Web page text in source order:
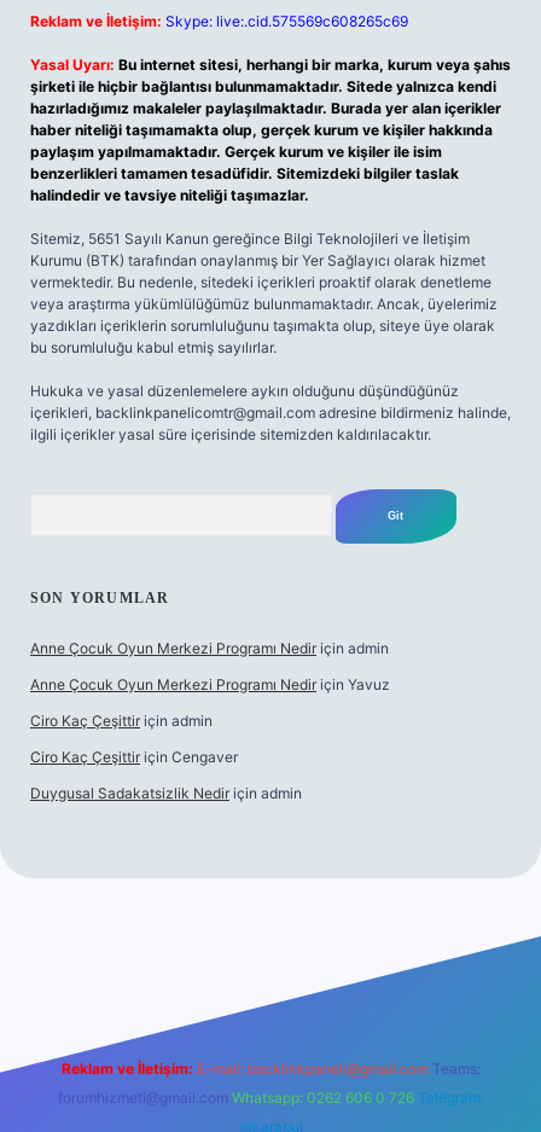
Reklam ve İletişim: Skype: live:.cid.575569c608265c69
Yasal Uyarı: Bu internet sitesi, herhangi bir marka, kurum veya şahıs
şirketi ile hiçbir bağlantısı bulunmamaktadır. Sitede yalnızca kendi
hazırladığımız makaleler paylaşılmaktadır. Burada yer alan içerikler
haber niteliği taşımamakta olup, gerçek kurum ve kişiler hakkında
paylaşım yapılmamaktadır. Gerçek kurum ve kişiler ile isim
benzerlikleri tamamen tesadüfidir. Sitemizdeki bilgiler taslak
halindedir ve tavsiye niteliği taşımazlar.
Sitemiz, 5651 Sayılı Kanun gereğince Bilgi Teknolojileri ve İletişim
Kurumu (BTK) tarafından onaylanmış bir Yer Sağlayıcı olarak hizmet
vermektedir. Bu nedenle, sitedeki içerikleri proaktif olarak denetleme
veya araştırma yükümlülüğümüz bulunmamaktadır. Ancak, üyelerimiz
yazdıkları içeriklerin sorumluluğunu taşımakta olup, siteye üye olarak
bu sorumluluğu kabul etmiş sayılırlar.
Hukuka ve yasal düzenlemelere aykırı olduğunu düşündüğünüz
içerikleri, backlinkpanelicomtr@gmail.com adresine bildirmeniz halinde,
ilgili içerikler yasal süre içerisinde sitemizden kaldırılacaktır.
SON YORUMLAR
Anne Çocuk Oyun Merkezi Programı Nedir için admin
Anne Çocuk Oyun Merkezi Programı Nedir için Yavuz
Ciro Kaç Çeşittir için admin
Ciro Kaç Çeşittir için Cengaver
Duygusal Sadakatsizlik Nedir için admin
elexbetgiris.org
Reklam ve İletişim: E-mail: backlinkpaneli@gmail.com Teams:
forumhizmeti@gmail.com Whatsapp: 0262 606 0 726 Telegram:
@karabul